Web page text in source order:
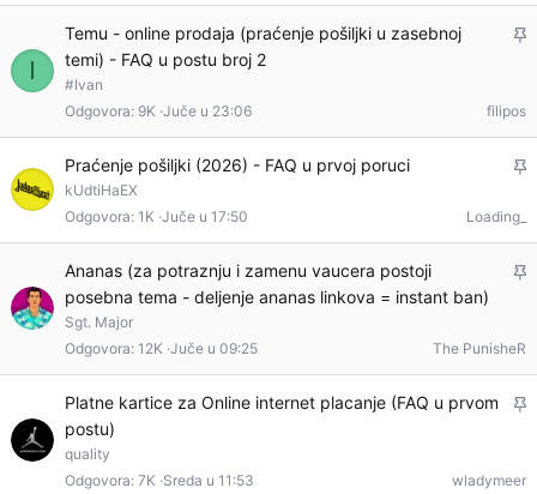
i
I
L
l
i
Temu - online prodaja (praćenje pošiljki u zasebnoj
temi) - FAQ u postu broj 2
#Ivan
Odgovora 9K Juče u 23:06 filipos
L
p
l
j
Praćenje pošiljki (2026) - FAQ u prvoj poruci
kUdtiHaEX
Odgovora 1K Juče u 17:50 Loading_
L
i
a
Ananas (za potraznju i zamenu vaucera postoji
posebna tema - deljenje ananas linkova = instant ban)
Sgt. Major
Odgovora 12K Juče u 09:25 The PunisheR
L
Platne kartice za Online internet placanje (FAQ u prvom
postu)
quality
Odgovora 7K Sreda u 11:53 wladymeer